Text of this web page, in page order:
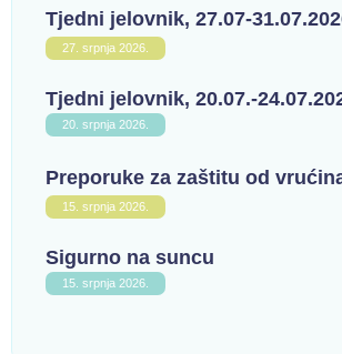
Tjedni jelovnik, 27.07-
27. srpnja 2026.
Tjedni jelovnik, 20.07.-
20. srpnja 2026.
Preporuke za zaštitu od
15. srpnja 2026.
Sigurno na suncu
15. srpnja 2026.